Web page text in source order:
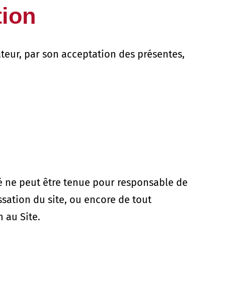
par son acceptation des présentes,
peut être tenue pour responsable de
du site, ou encore de tout
au Site.